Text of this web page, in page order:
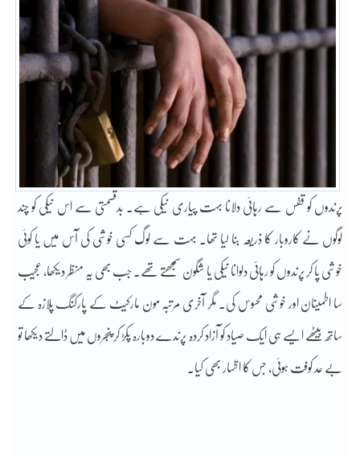
پرندوں کو قفس سے رہائی دلانا بہت پیاری نیکی ہے۔ بدقسمتی سے اس نیکی کو چند
لوگوں نے کاروبار کا ذریعہ بنا لیا تھا۔ بہت سے لوگ کسی خوشی کی آس میں یا کوئی
خوشی پا کر پرندوں کو رہائی دلوانا نیکی یا شگون سمجھتے تھے۔ جب بھی یہ منظر دیکھا، عجیب
سا اطمینان اور خوشی محسوس کی۔ مگر آخری مرتبہ مون مارکیٹ کے پارکنگ پلازہ کے
ساتھ بیٹھے ایسے ہی ایک صیاد کو آزاد کردہ پرندے دوبارہ پکڑ کر پنجروں میں ڈالتے دیکھا تو
بے حد کوفت ہوئی، جس کا اظہار بھی کیا۔